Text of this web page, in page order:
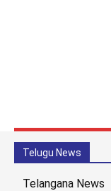
Telugu News
Telangana News